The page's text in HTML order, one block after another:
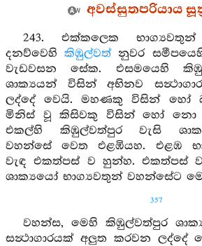
අවස්සුතපරියාය
243. එක්කලෙක
දනව්වෙහිකිඹුල්වත්නුවර
වැඩවසන සේක. එසමයෙහි
ශාක්‍යයන් විසින් අභිනව
ලද්දේ වෙයි. මහණකු විසින්
මිනිස් වූ කිසිවකු විසින් හෝ නො
එකල්හි කිඹුල්වත්පුර වැසි
වහන්සේ වෙත එළඹියහ. එළඹ
වැඳ එකත්පස් ව හුන්හ. එකත්පස්
ශාක්‍යයෝ භාග්‍යවතුන් වහන්සේට
357
වහන්ස, මෙහි කිඹුල්වත්පුර
සන්‍ථාගාරයක් අලුත කරවන